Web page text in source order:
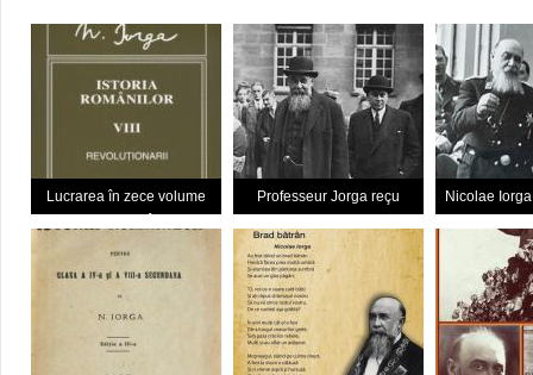
Lucrarea în zece volume
Professeur Jorga reçu
Meurisse
Nicolae